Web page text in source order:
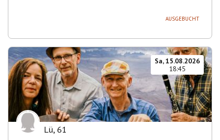
AUSGEBUCHT
Sa, 15.08.2026
18:45
Lü, 61